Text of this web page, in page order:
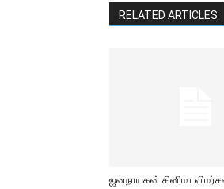
RELATED ARTICLES
ஜனநாயகன் சினிமா